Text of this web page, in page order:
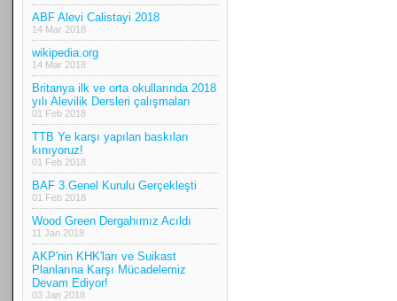
ABF Alevi Calistayi 2018
14 Mar 2018
wikipedia.org
14 Mar 2018
Britanya ilk ve orta okullarında 2018
yılı Alevilik Dersleri çalışmaları
01 Feb 2018
TTB Ye karşı yapılan baskıları
kınıyoruz!
01 Feb 2018
BAF 3.Genel Kurulu Gerçekleşti
01 Feb 2018
Wood Green Dergahımız Acıldı
11 Jan 2018
AKP'nin KHK'ları ve Suikast
Planlarına Karşı Mücadelemiz
Devam Ediyor!
03 Jan 2018